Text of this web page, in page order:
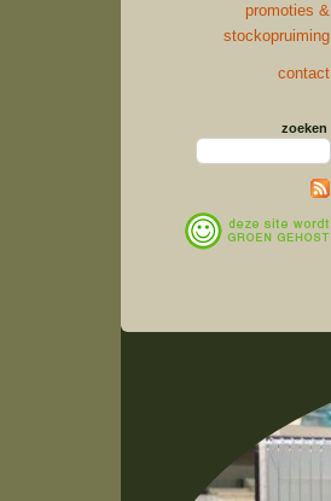
promoties &
stockopruiming
contact
zoeken